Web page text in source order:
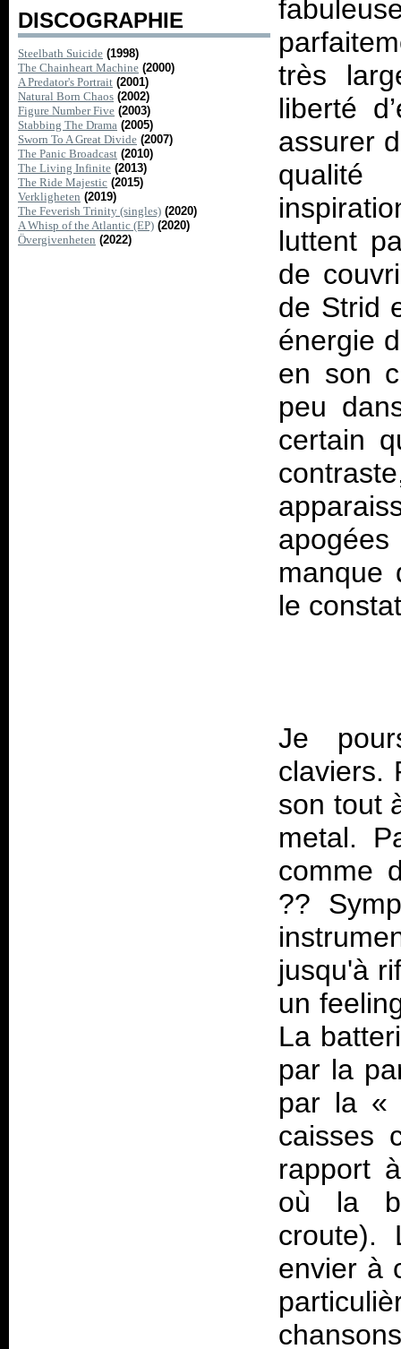
DISCOGRAPHIE
Steelbath Suicide (1998)
The Chainheart Machine (2000)
A Predator's Portrait (2001)
Natural Born Chaos (2002)
Figure Number Five (2003)
Stabbing The Drama (2005)
Sworn To A Great Divide (2007)
The Panic Broadcast (2010)
The Living Infinite (2013)
The Ride Majestic (2015)
Verkligheten (2019)
The Feverish Trinity (singles) (2020)
A Whisp of the Atlantic (EP) (2020)
Övergivenheten (2022)
très
liberté
assurer
qualité
luttent
de
de Strid
énergie
en son
peu
certain
manque
Je
claviers.
son tout
metal.
comme
??
jusqu'à
un
La
par la
par la «
caisses
rapport
où la
croute).
envier à